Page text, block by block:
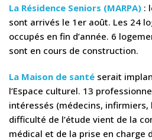
La Résidence Seniors (MARPA) :
sont arrivés le 1er août. Les 24
occupés en fin d’année. 6
sont en cours de construction.
La Maison de santé serait
l’Espace culturel. 13
intéressés (médecins, infirmiers,
difficulté de l’étude vient de la
médical et de la prise en charge